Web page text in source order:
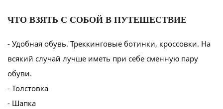
ЧТО ВЗЯТЬ С СОБОЙ В ПУТЕШЕСТВИЕ
- Удобная обувь. Треккинговые ботинки, кроссовки. На
всякий случай лучше иметь при себе сменную пару
обуви.
- Толстовка
- Шапка